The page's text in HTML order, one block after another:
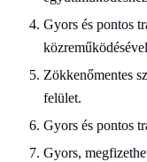
Gyors és pontos
Zökkenőmentes
felület.
Gyors és pontos
Gyors,